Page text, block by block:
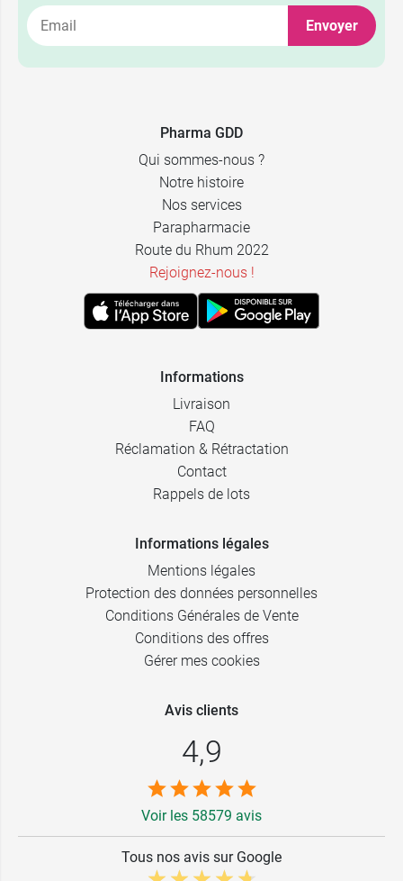
Envoyer
Pharma GDD
Qui sommes-nous ?
Notre histoire
Nos services
Parapharmacie
Route du Rhum 2022
Rejoignez-nous !
Informations
Livraison
FAQ
Réclamation & Rétractation
Contact
Rappels de lots
Informations légales
Mentions légales
Protection des données personnelles
Conditions Générales de Vente
Conditions des offres
Gérer mes cookies
Avis clients
4,9
Voir les 58579 avis
Tous nos avis sur Google